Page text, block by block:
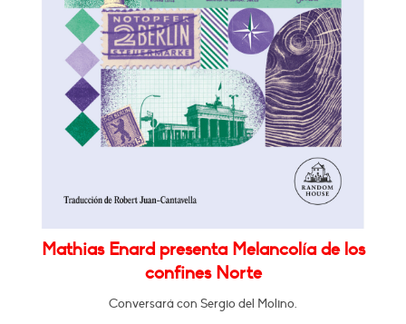
Mathias Enard presenta Melancolía de los
confines Norte
Conversará con Sergio del Molino.